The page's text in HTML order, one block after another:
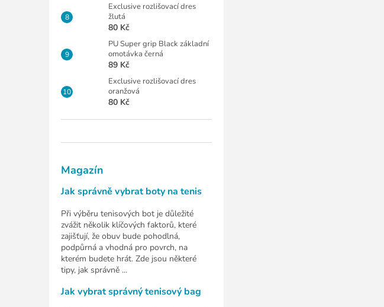
Exclusive rozlišovací dres
žlutá
80 Kč
PU Super grip Black základní
omotávka černá
89 Kč
Exclusive rozlišovací dres
oranžová
80 Kč
Magazín
Jak správně vybrat boty na tenis
Při výběru tenisových bot je důležité
zvážit několik klíčových faktorů, které
zajišťují, že obuv bude pohodlná,
podpůrná a vhodná pro povrch, na
kterém budete hrát. Zde jsou některé
tipy, jak správně ...
Jak vybrat správný tenisový bag